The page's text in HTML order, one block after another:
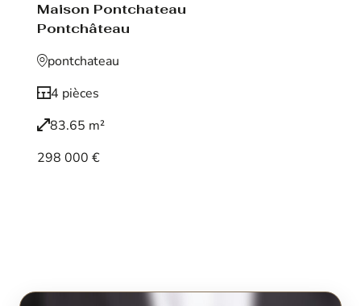
Maison Pontchateau
Pontchâteau
pontchateau
4 pièces
83.65 m²
298 000 €